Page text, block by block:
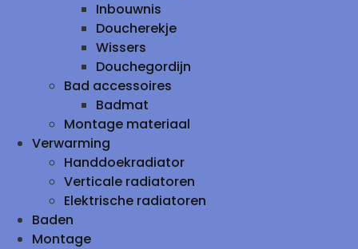
Inbouwnis
Doucherekje
Wissers
Douchegordijn
Bad accessoires
Badmat
Montage materiaal
Verwarming
Handdoekradiator
Verticale radiatoren
Elektrische radiatoren
Baden
Montage